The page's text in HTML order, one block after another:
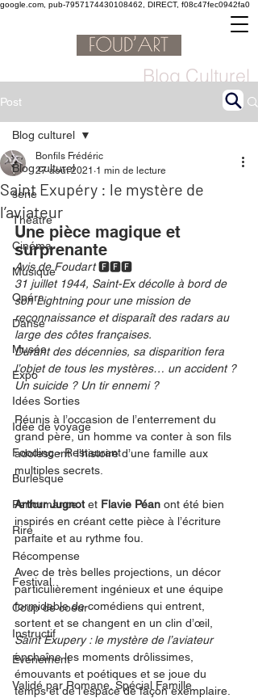
google.com, pub-7957174430108462, DIRECT, f08c47fec0942fa0
Blog Culturel
Post
Blog culturel
serie
Théâtre
Cinéma
Musique
Opéra
Danse
Musée
Expo
Idées Sorties
Idée de voyage
Fooding - Restaurant
Burlesque
Performance
Rire
Récompense
Festival
Coup de coeur
Instructif
Événement
Validé par Romane. Spécial Famille
Blog culturel
Saint Exupéry : le mystère de
l’aviateur
Bonfils Frédéric
27 août 2021 1 min de lecture
Une pièce magique et
surprenante
Avis de Foudart 🅵🅵🅵
31 juillet 1944, Saint-Ex décolle à bord de
son Lightning pour une mission de
reconnaissance et disparaît des radars au
large des côtes françaises.
Durant des décennies, sa disparition fera
l’objet de tous les mystères… un accident ?
Un suicide ? Un tir ennemi ?
Réunis à l’occasion de l’enterrement du
grand père, un homme va conter à son fils
adolescent  l’histoire d’une famille aux
multiples secrets.
Arthur Jugnot et Flavie Péan ont été bien
inspirés en créant cette pièce à l’écriture
parfaite et au rythme fou.
Avec de très belles projections, un décor
particulièrement ingénieux et une équipe
formidable de comédiens qui entrent,
sortent et se changent en un clin d’œil,
Saint Exupery : le mystère de l’aviateur
enchaîne les moments drôlissimes,
émouvants et poétiques et se joue du
temps et de l’espace de façon exemplaire.